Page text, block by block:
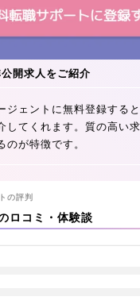
開求人をご紹介
ジェントに無料登録する
してくれます。質の高い
のが特徴です。
の評判
ロコミ・体験談